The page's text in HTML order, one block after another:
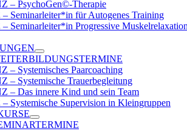
– PsychoGen©-Therapie
Seminarleiter*in für Autogenes Training
Seminarleiter*in Progressive
– Systemisches Paarcoaching
– Systemische Trauerbegleitung
– Das innere Kind und sein Team
Systemische Supervision in Kleingruppen